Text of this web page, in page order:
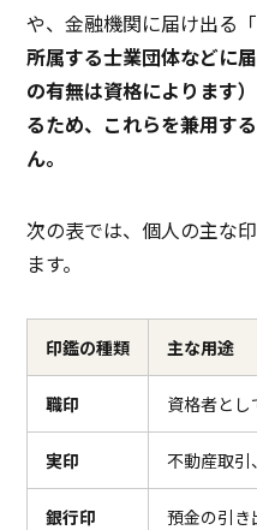
や、金融機関に届け出る
所属する士業団体などに
の有無は資格によります
るため、これらを兼用す
ん。
次の表では、個人の主な
ます。
印鑑の種類 主な用途
職印 資格者と
実印 不動産取
銀行印 預金の引